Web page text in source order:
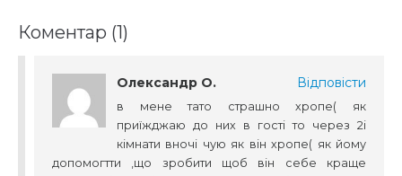
Коментар (1)
Олександр О. Відповісти
в мене тато страшно хропе( як
приїжджаю до них в гості то через 2і
кімнати вночі чую як він хропе( як йому
допомогтти ,що зробити щоб він себе краще